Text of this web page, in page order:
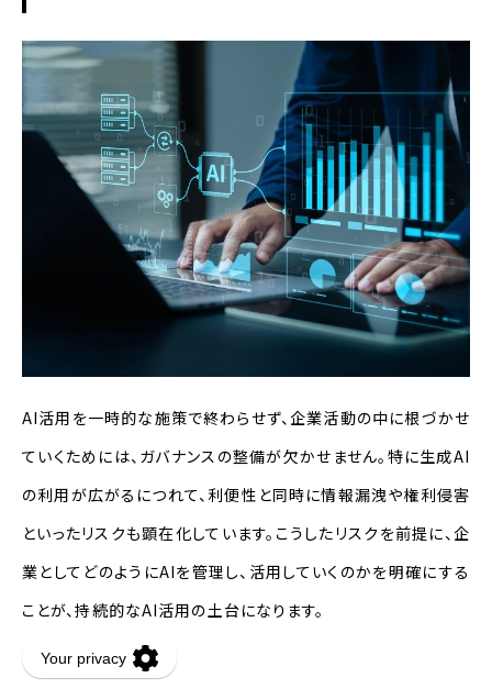
AI活用を一時的な施策で終わらせず、企業活動の中に根づかせ
ていくためには、ガバナンスの整備が欠かせません。特に生成AI
の利用が広がるにつれて、利便性と同時に情報漏洩や権利侵害
といったリスクも顕在化しています。こうしたリスクを前提に、企
業としてどのようにAIを管理し、活用していくのかを明確にする
ことが、持続的なAI活用の土台になります。